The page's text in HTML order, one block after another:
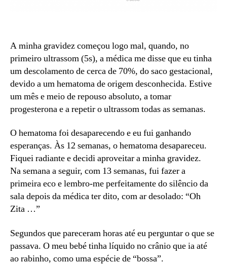
A minha gravidez começou logo mal, quando, no
primeiro ultrassom (5s), a médica me disse que eu tinha
um descolamento de cerca de 70%, do saco gestacional,
devido a um hematoma de origem desconhecida. Estive
um mês e meio de repouso absoluto, a tomar
progesterona e a repetir o ultrassom todas as semanas.
O hematoma foi desaparecendo e eu fui ganhando
esperanças. Às 12 semanas, o hematoma desapareceu.
Fiquei radiante e decidi aproveitar a minha gravidez.
Na semana a seguir, com 13 semanas, fui fazer a
primeira eco e lembro-me perfeitamente do silêncio da
sala depois da médica ter dito, com ar desolado: “Oh
Zita …”
Segundos que pareceram horas até eu perguntar o que se
passava. O meu bebé tinha líquido no crânio que ia até
ao rabinho, como uma espécie de “bossa”.